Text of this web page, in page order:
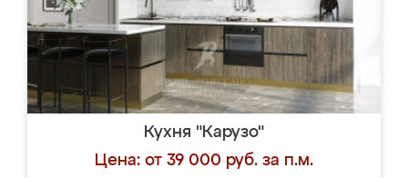
Кухня "Карузо"
Цена: от 39 000 руб. за п.м.